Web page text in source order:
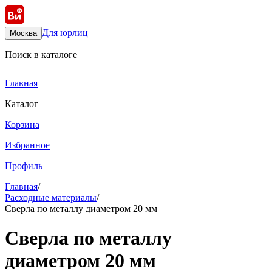
Москва Для юрлиц
Поиск в каталоге
Главная
Каталог
Корзина
Избранное
Профиль
Главная/
Расходные материалы/
Сверла по металлу диаметром 20 мм
Сверла по металлу
диаметром 20 мм